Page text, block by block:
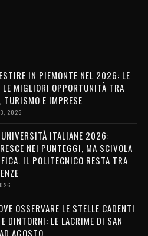
IN PIEMONTE NEL 2026: LE
LE MIGLIORI OPPORTUNITÀ TRA
E IMPRESE
2026
ITALIANE 2026:
NEI PUNTEGGI, MA SCIVOLA
IL POLITECNICO RESTA TRA
OSSERVARE LE STELLE CADENTI
DINTORNI: LE LACRIME DI SAN
AGOSTO